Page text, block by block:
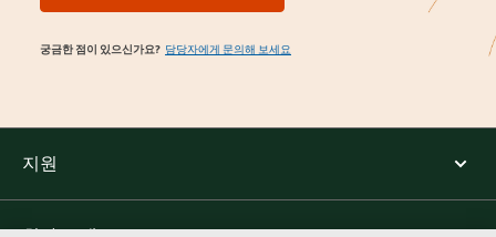
궁금한 점이 있으신가요? 담당자에게 문의해 보세요
지원